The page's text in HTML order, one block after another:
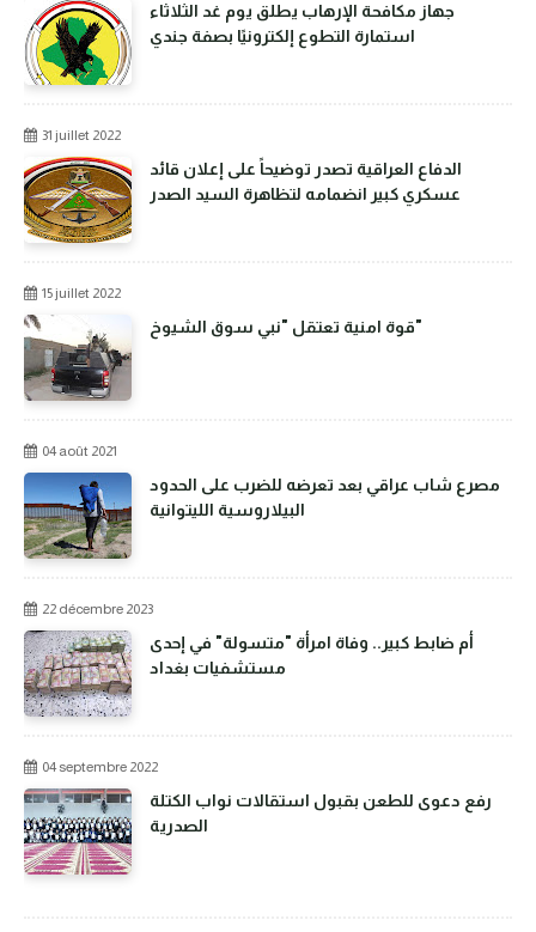
جهاز مكافحة الإرهاب يطلق يوم غد الثلاثاء
استمارة التطوع إلكترونيًا بصفة جندي
31 juillet 2022
الدفاع العراقية تصدر توضيحاً على إعلان قائد
عسكري كبير انضمامه لتظاهرة السيد الصدر
15 juillet 2022
قوة امنية تعتقل "نبي سوق الشيوخ"
04 août 2021
مصرع شاب عراقي بعد تعرضه للضرب على الحدود
البيلاروسية الليتوانية
22 décembre 2023
أم ضابط كبير.. وفاة امرأة "متسولة" في إحدى
مستشفيات بغداد
04 septembre 2022
رفع دعوى للطعن بقبول استقالات نواب الكتلة
الصدرية